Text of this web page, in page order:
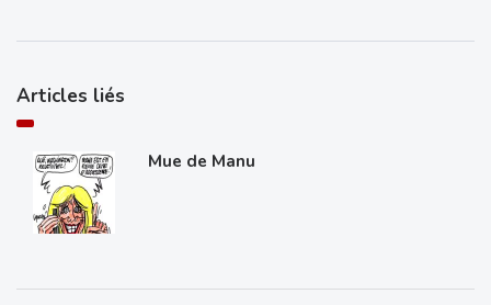
Articles liés
Mue de Manu